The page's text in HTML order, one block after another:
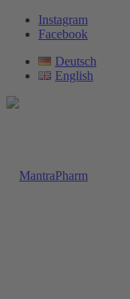
Instagram
Facebook
Deutsch
English